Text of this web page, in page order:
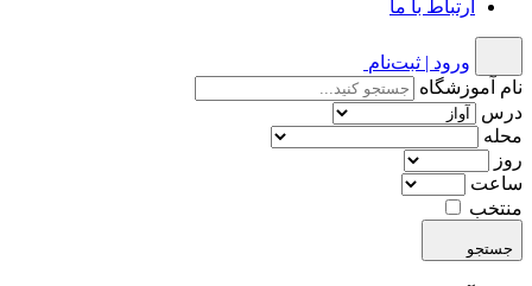
ارتباط با ما
ورود | ثبت‌نام
نام آموزشگاه
درس
محله
روز
ساعت
منتخب
جستجو